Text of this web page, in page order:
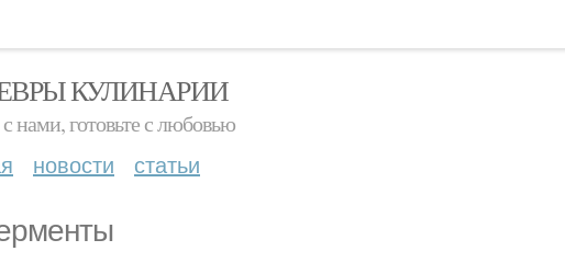
КУЛИНАРИИ
с нами, готовьте с любовью
новости статьи